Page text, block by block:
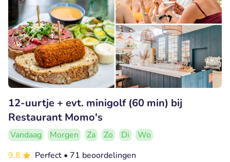
12-uurtje + evt. minigolf (60 min) bij
Restaurant Momo's
Vandaag Morgen Za Zo Di
Wo
9.8
Perfect • 71 beoordelingen